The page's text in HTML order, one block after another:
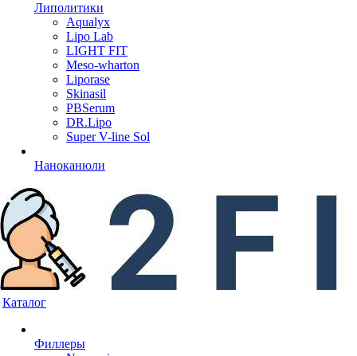
Липолитики
Aqualyx
Lipo Lab
LIGHT FIT
Meso-wharton
Liporase
Skinasil
PBSerum
DR.Lipo
Super V-line Sol
Наноканюли
Каталог
Филлеры